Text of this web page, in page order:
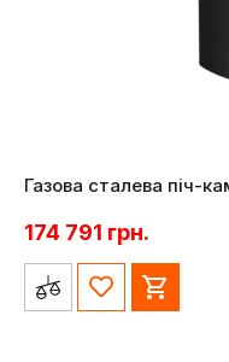
Газова сталева піч-
174 791 грн.